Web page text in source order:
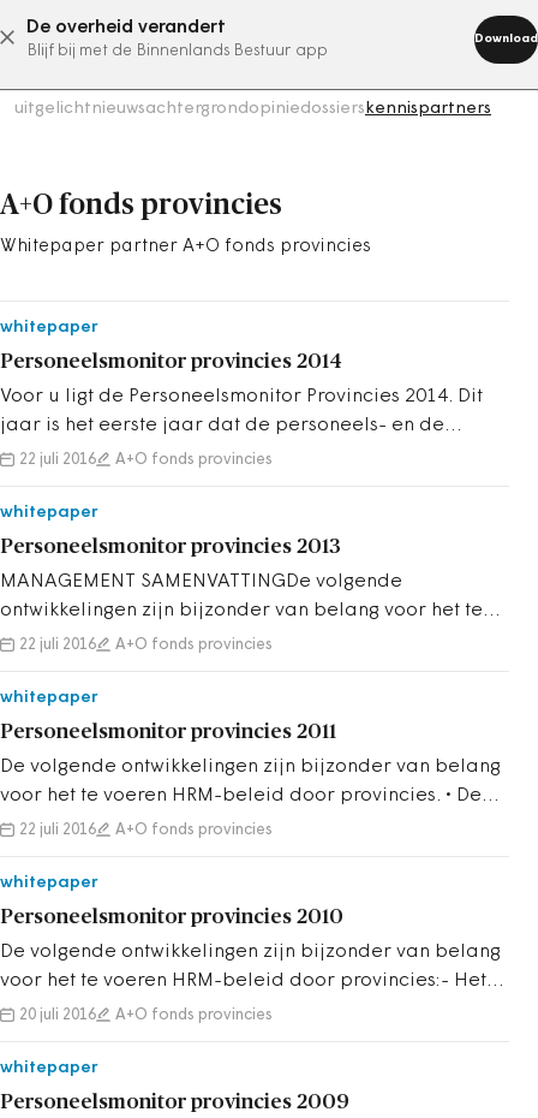
De overheid verandert
Blijf bij met de Binnenlands Bestuur app
Download
abonneer nu
uitgelicht nieuwsachtergrondopiniedossierskennispartners
A+O fonds provincies
Whitepaper partner A+O fonds provincies
whitepaper
Personeelsmonitor provincies 2014
Voor u ligt de Personeelsmonitor Provincies 2014. Dit
jaar is het eerste jaar dat de personeels- en de
beloningsmonitor zijn samengevoegd...
22 juli 2016 A+O fonds provincies
whitepaper
Personeelsmonitor provincies 2013
MANAGEMENT SAMENVATTINGDe volgende
ontwikkelingen zijn bijzonder van belang voor het te
voeren HRM-beleid door
22 juli 2016 A+O fonds provincies
whitepaper
Personeelsmonitor provincies 2011
De volgende ontwikkelingen zijn bijzonder van belang
voor het te voeren HRM-beleid door provincies. • De
werkgelegenheid bij de provin...
22 juli 2016 A+O fonds provincies
whitepaper
Personeelsmonitor provincies 2010
De volgende ontwikkelingen zijn bijzonder van belang
voor het te voeren HRM-beleid door provincies:- Het
ziekteverzuim daalt al jaren en ...
20 juli 2016 A+O fonds provincies
whitepaper
Personeelsmonitor provincies 2009